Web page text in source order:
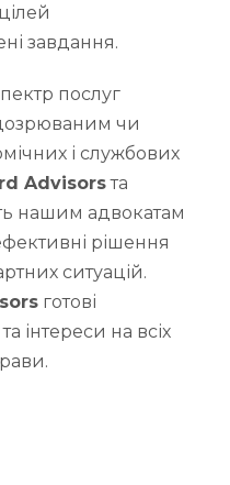
завдання.
послуг
чи
і службових
Advisorsта
нашим адвокатам
рішення
ситуацій.
готові
інтереси на всіх